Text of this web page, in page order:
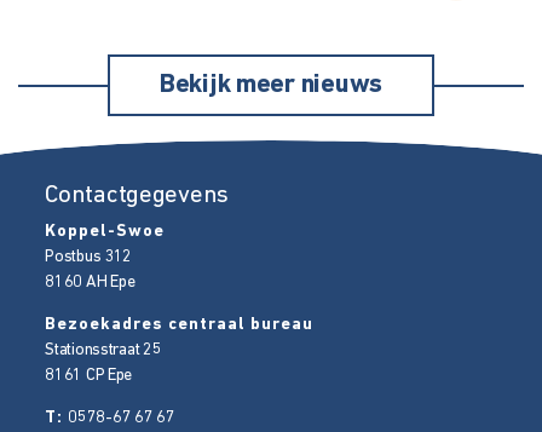
Bekijk meer nieuws
Contactgegevens
Koppel-Swoe
Postbus 312
8160 AH Epe
Bezoekadres centraal bureau
Stationsstraat 25
8161 CPEpe
T: 0578-67 67 67